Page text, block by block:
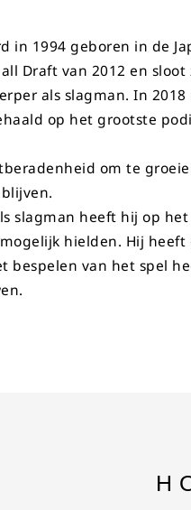
in 1994 geboren in de
Draft van 2012 en
als slagman. In
op het grootste
om te
slagman heeft hij op
hielden. Hij
bespelen van het spel